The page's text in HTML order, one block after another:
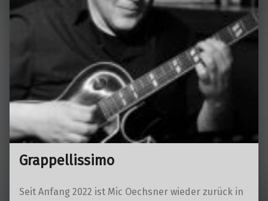
Grappellissimo
Seit Anfang 2022 ist Mic Oechsner wieder zurück in